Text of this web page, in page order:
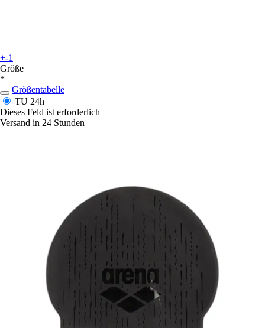
+-1
Größe
*
Größentabelle
TU 24h
Dieses Feld ist erforderlich
Versand in 24 Stunden